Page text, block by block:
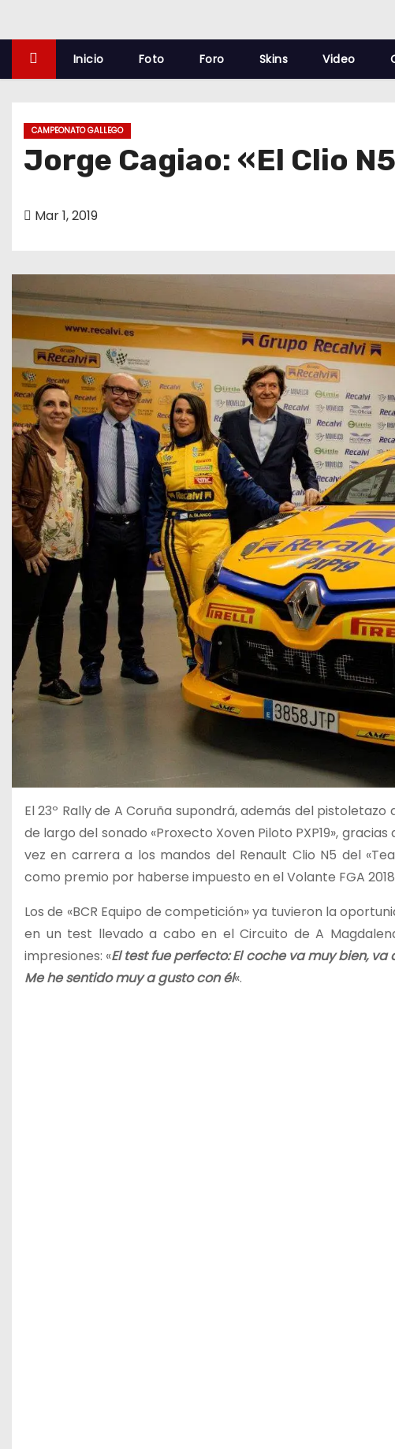
Inicio Foto Foro Skins Video
CAMPEONATO GALLEGO
Jorge Cagiao: «El Clio
Mar 1, 2019
El 23º Rally de A Coruña supondrá, además del
de largo del sonado «Proxecto Xoven Piloto PXP19»,
vez en carrera a los mandos del Renault Clio N5 del
como premio por haberse impuesto en el Volante FGA 2018
Los de «BCR Equipo de competición» ya tuvieron la
en un test llevado a cabo en el Circuito de A
impresiones: «El test fue perfecto: El coche va muy bien,
Me he sentido muy a gusto con él«.